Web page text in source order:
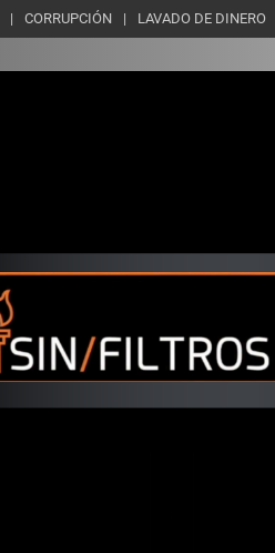
CORRUPCIÓN LAVADO DE DINERO